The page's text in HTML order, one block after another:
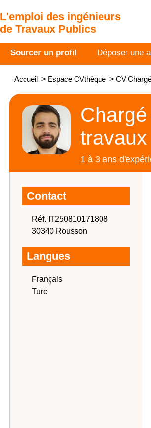
L'emploi des ingénieurs
de Travaux Publics
Sourcer un profil Déposer une
Accueil > Espace CVthèque > CV
travaux
1 à 3 ans
Contact
Réf. IT250810171808
30340 Rousson
Langues
Français
Turc